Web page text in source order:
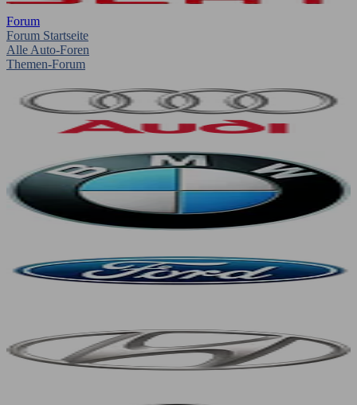
Forum
Forum Startseite
Alle Auto-Foren
Themen-Forum